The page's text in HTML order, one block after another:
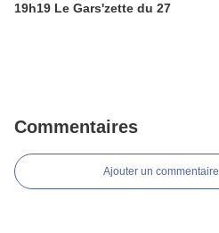
19h19 Le Gars'zette du 27
Commentaires
Ajouter un commentaire